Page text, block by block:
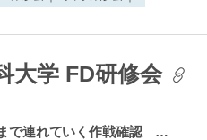
大学 FD研修会
で連れていく作戦確認 …